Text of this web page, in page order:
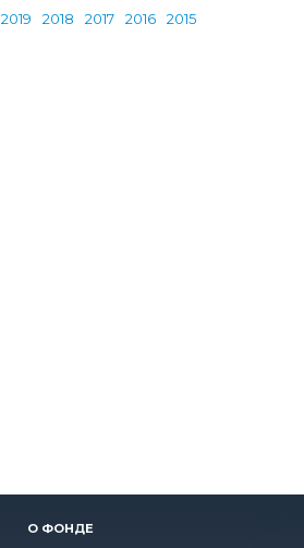
2019 2018 2017 2016 2015
О ФОНДЕ